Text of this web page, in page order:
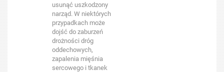
usunąć uszkodzony
narząd. W niektórych
przypadkach może
dojść do zaburzeń
drożności dróg
oddechowych,
zapalenia mięśnia
sercowego i tkanek